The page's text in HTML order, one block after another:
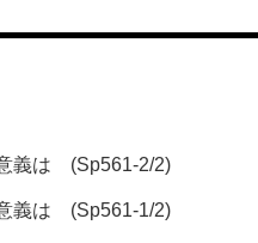
義は (Sp561-2/2)
義は (Sp561-1/2)